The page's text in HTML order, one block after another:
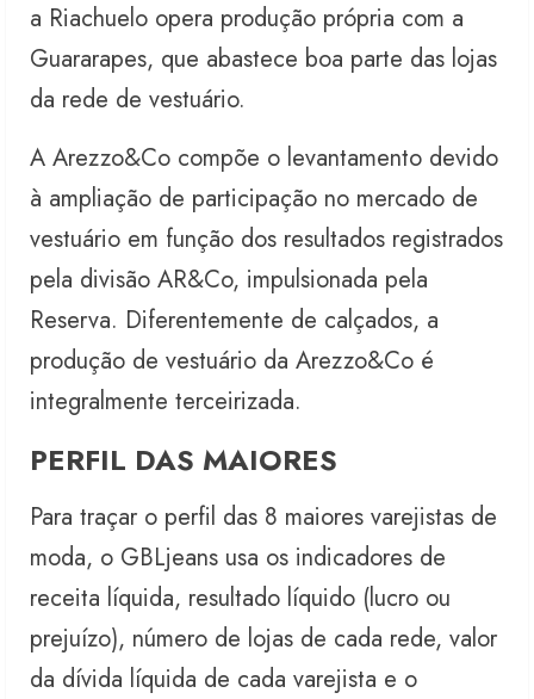
a Riachuelo opera produção própria com a
Guararapes, que abastece boa parte das lojas
da rede de vestuário.
A Arezzo&Co compõe o levantamento devido
à ampliação de participação no mercado de
vestuário em função dos resultados registrados
pela divisão AR&Co, impulsionada pela
Reserva. Diferentemente de calçados, a
produção de vestuário da Arezzo&Co é
integralmente terceirizada.
PERFIL DAS MAIORES
Para traçar o perfil das 8 maiores varejistas de
moda, o GBLjeans usa os indicadores de
receita líquida, resultado líquido (lucro ou
prejuízo), número de lojas de cada rede, valor
da dívida líquida de cada varejista e o